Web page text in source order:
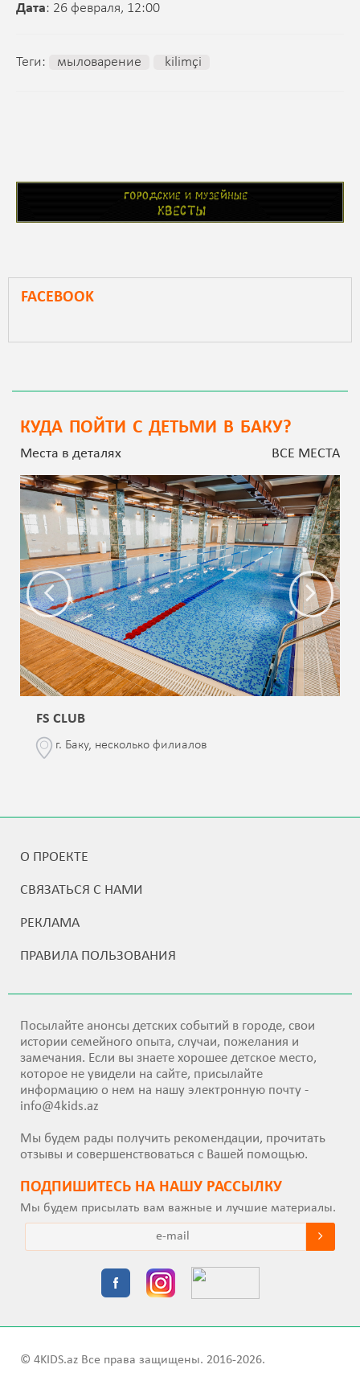
Дата: 26 февраля, 12:00
Теги: мыловарение kilimçi
FACEBOOK
КУДА ПОЙТИ С ДЕТЬМИ В БАКУ?
Места в деталях ВСЕ МЕСТА
FS CLUB
г. Баку, несколько филиалов
О ПРОЕКТЕ
СВЯЗАТЬСЯ С НАМИ
РЕКЛАМА
ПРАВИЛА ПОЛЬЗОВАНИЯ
Посылайте анонсы детских событий в городе, свои
истории семейного опыта, случаи, пожелания и
замечания. Если вы знаете хорошее детское место,
которое не увидели на сайте, присылайте
информацию о нем на нашу электронную почту -
info@4kids.az
Мы будем рады получить рекомендации, прочитать
отзывы и совершенствоваться с Вашей помощью.
ПОДПИШИТEСЬ НА НАШУ РАССЫЛКУ
Мы будем присылать вам важные и лучшие материалы.
© 4KIDS.az Все права защищены. 2016-2026.